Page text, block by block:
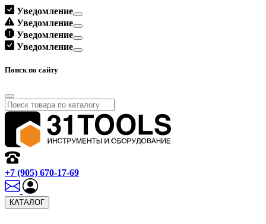
Уведомление
Уведомление
Уведомление
Уведомление
Поиск по сайту
+7 (905) 670-17-69
КАТАЛОГ